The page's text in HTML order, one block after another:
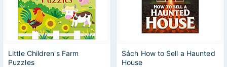
Little Children's Farm
Puzzles
Sách How to Sell a Haunted
House